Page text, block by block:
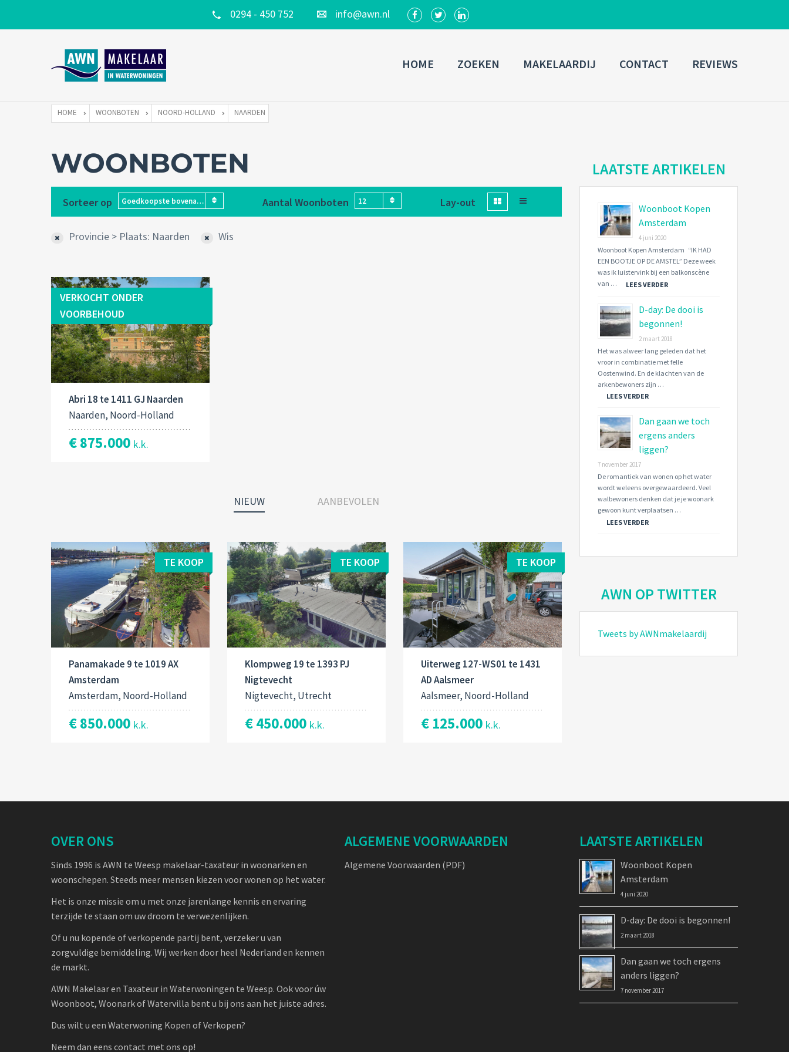
0294 - 450 752 info@awn.nl
Username
Connect with:
Forgot
password? SIGN IN
Remember me
HOME ZOEKEN MAKELAARDIJ CONTACT REVIEWS
HOME WOONBOTEN NOORD-HOLLAND NAARDEN
WOONBOTEN
Sorteer op Goedkoopste bovenaan Aantal Woonboten 12 Lay-out
Provincie > Plaats: Naarden Wis
VERKOCHT ONDER
VOORBEHOUD
Abri 18 te 1411 GJ Naarden
Naarden, Noord-Holland
€ 875.000 k.k.
NIEUW AANBEVOLEN
TE KOOP
Panamakade 9 te 1019 AX
Amsterdam
Amsterdam, Noord-Holland
€ 850.000 k.k.
TE KOOP
Klompweg 19 te 1393 PJ
Nigtevecht
Nigtevecht, Utrecht
€ 450.000 k.k.
TE KOOP
Uiterweg 127-WS01 te 1431
AD Aalsmeer
Aalsmeer, Noord-Holland
€ 125.000 k.k.
LAATSTE ARTIKELEN
Woonboot Kopen
Amsterdam
4 juni 2020
Woonboot Kopen Amsterdam “IK HAD
EEN BOOTJE OP DE AMSTEL” Deze week
was ik luistervink bij een balkonscène
van …
LEES VERDER
D-day: De dooi is
begonnen!
2 maart 2018
Het was alweer lang geleden dat het
vroor in combinatie met felle
Oostenwind. En de klachten van de
arkenbewoners zijn …
LEES VERDER
Dan gaan we toch
ergens anders
liggen?
7 november 2017
De romantiek van wonen op het water
wordt weleens overgewaardeerd. Veel
walbewoners denken dat je je woonark
gewoon kunt verplaatsen …
LEES VERDER
AWN OP TWITTER
Tweets by AWNmakelaardij
OVER ONS
Sinds 1996 is AWN te Weesp makelaar-taxateur in woonarken en
woonschepen. Steeds meer mensen kiezen voor wonen op het water.
Het is onze missie om u met onze jarenlange kennis en ervaring
terzijde te staan om uw droom te verwezenlijken.
Of u nu kopende of verkopende partij bent, verzeker u van
zorgvuldige bemiddeling. Wij werken door heel Nederland en kennen
de markt.
AWN Makelaar en Taxateur in Waterwoningen te Weesp. Ook voor úw
Woonboot, Woonark of Watervilla bent u bij ons aan het juiste adres.
Dus wilt u een Waterwoning Kopen of Verkopen?
Neem dan eens contact met ons op!
ALGEMENE VOORWAARDEN
Algemene Voorwaarden (PDF)
LAATSTE ARTIKELEN
Woonboot Kopen
Amsterdam
4 juni 2020
D-day: De dooi is begonnen!
2 maart 2018
Dan gaan we toch ergens
anders liggen?
7 november 2017